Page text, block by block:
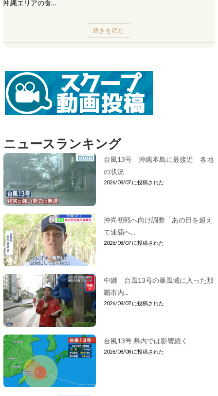
沖縄エリアの食…
続きを読む
ニュースランキング
台風13号 沖縄本島に最接近 各地
の状況
2026/08/07 に投稿された
沖尚初戦へ向け調整「あの日を超え
て連覇へ...
2026/08/07 に投稿された
中継 台風13号の暴風域に入った那
覇市内...
2026/08/07 に投稿された
台風13号 県内では影響続く
2026/08/08 に投稿された